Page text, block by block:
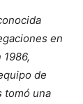
en
de
tomó una